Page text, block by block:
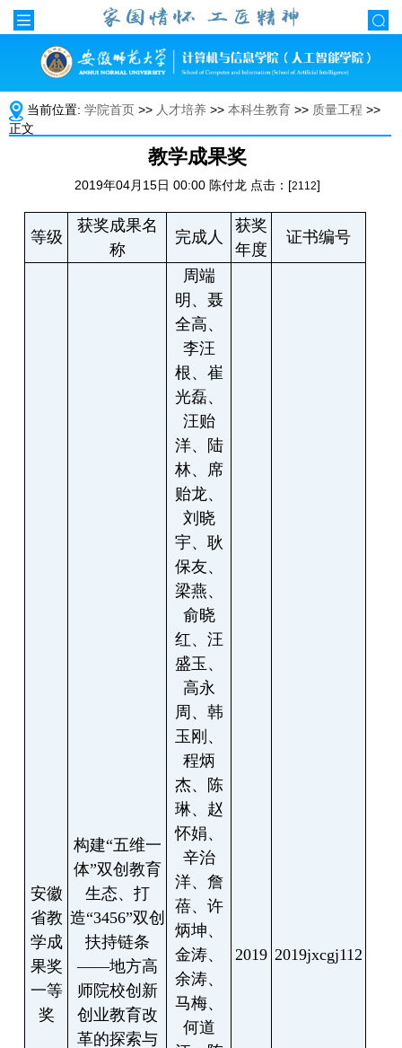
当前位置: 学院首页 >> 人才培养 >> 本科生教育 >> 质量工程 >>
正文
教学成果奖
2019年04月15日 00:00 陈付龙 点击：[2112]
等级
获奖成果名
称
完成人
获奖
年度
证书编号
安徽
省教
学成
果奖
一等
奖
构建“五维一
体”双创教育
生态、打
造“3456”双创
扶持链条
——地方高
师院校创新
创业教育改
革的探索与
周端
明、聂
全高、
李汪
根、崔
光磊、
汪贻
洋、陆
林、席
贻龙、
刘晓
宇、耿
保友、
梁燕、
俞晓
红、汪
盛玉、
高永
周、韩
玉刚、
程炳
杰、陈
琳、赵
怀娟、
辛治
洋、詹
蓓、许
炳坤、
金涛、
余涛、
马梅、
何道
2019 2019jxcgj112